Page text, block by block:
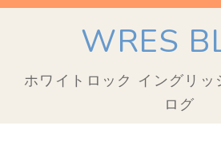
WRES
ホワイトロック イングリ
ログ